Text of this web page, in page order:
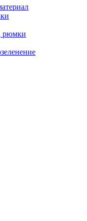
рюмки